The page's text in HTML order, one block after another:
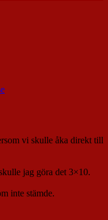
vi skulle åka direkt till
jag göra det 3×10.
inte stämde.